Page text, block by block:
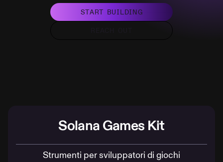
START BUILDING
Solana Games Kit
Strumenti per sviluppatori di giochi